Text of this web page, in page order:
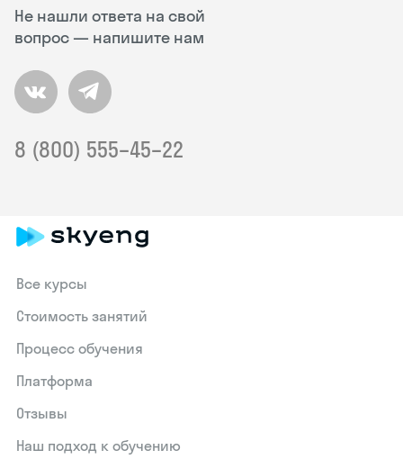
Не нашли ответа на свой
вопрос — напишите нам
8 (800) 555–45–22
Все курсы
Стоимость занятий
Процесс обучения
Платформа
Отзывы
Наш подход к обучению